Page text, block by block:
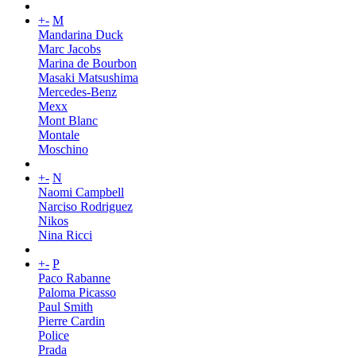
+- M
Mandarina Duck
Marc Jacobs
Marina de Bourbon
Masaki Matsushima
Mercedes-Benz
Mexx
Mont Blanc
Montale
Moschino
+- N
Naomi Campbell
Narciso Rodriguez
Nikos
Nina Ricci
+- P
Paco Rabanne
Paloma Picasso
Paul Smith
Pierre Cardin
Police
Prada